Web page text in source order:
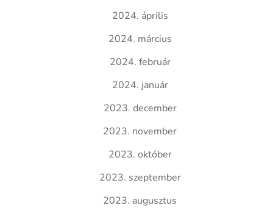
2024. április
2024. március
2024. február
2024. január
2023. december
2023. november
2023. október
2023. szeptember
2023. augusztus